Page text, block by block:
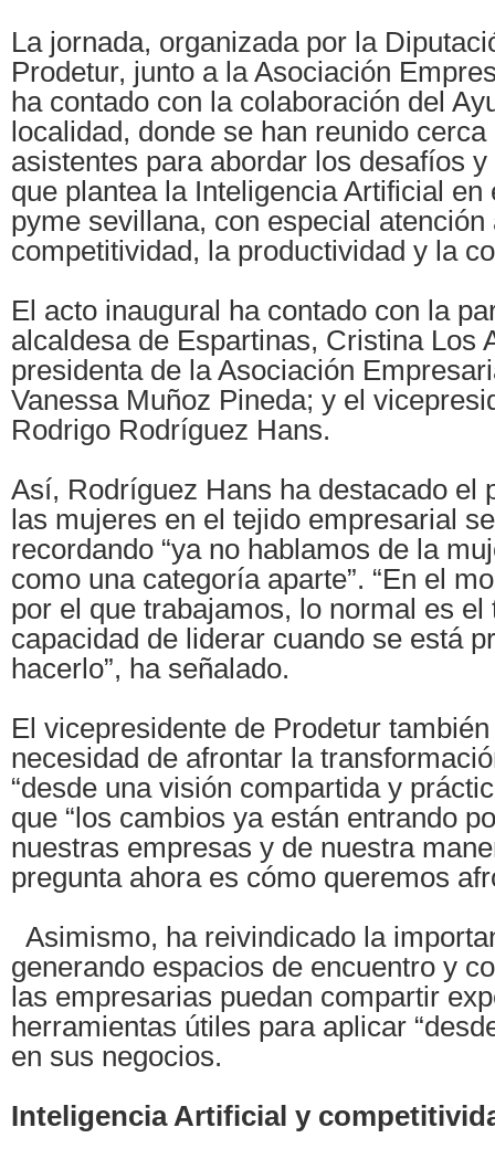
La jornada, organizada por la
Prodetur, junto a la Asociación
ha contado con la colaboración del
localidad, donde se han reunido
asistentes para abordar los desafíos
que plantea la Inteligencia Artificial en
pyme sevillana, con especial atención
competitividad, la productividad y la
El acto inaugural ha contado con la
alcaldesa de Espartinas, Cristina Los
presidenta de la Asociación
Vanessa Muñoz Pineda; y el
Rodrigo Rodríguez Hans.
Así, Rodríguez Hans ha destacado el
las mujeres en el tejido empresarial
recordando “ya no hablamos de la
como una categoría aparte”. “En el
por el que trabajamos, lo normal es el
capacidad de liderar cuando se está
hacerlo”, ha señalado.
El vicepresidente de Prodetur
necesidad de afrontar la
“desde una visión compartida y
que “los cambios ya están entrando
nuestras empresas y de nuestra
pregunta ahora es cómo queremos
Asimismo, ha reivindicado la
generando espacios de encuentro y
las empresarias puedan compartir
herramientas útiles para aplicar
en sus negocios.
Inteligencia Artificial y